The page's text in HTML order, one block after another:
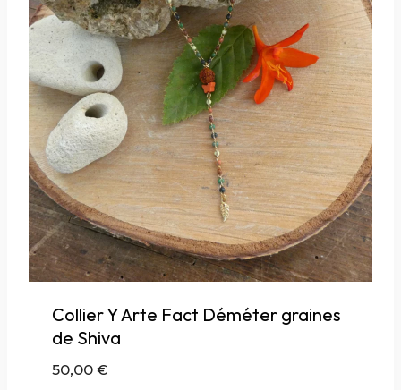
Collier Y Arte Fact Déméter graines
de Shiva
50,00€